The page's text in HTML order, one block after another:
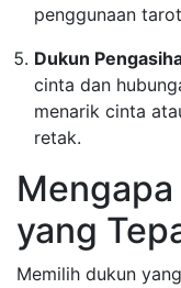
penggunaan
Dukun
cinta dan
menarik cinta
retak.
yang
Memilih dukun